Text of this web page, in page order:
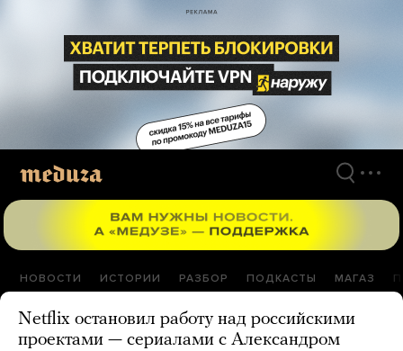
материалам
НОВОСТИ ИСТОРИИ РАЗБОР ПОДКАСТЫ МАГАЗ
Netflix остановил работу над российскими
проектами — сериалами с Александром